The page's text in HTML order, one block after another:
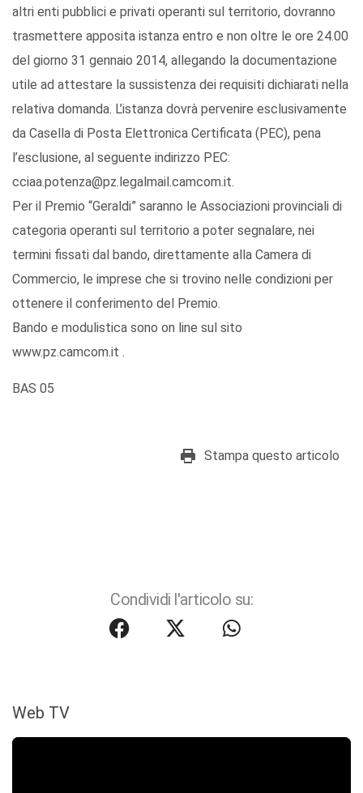
altri enti pubblici e privati operanti sul territorio, dovranno
trasmettere apposita istanza entro e non oltre le ore 24.00
del giorno 31 gennaio 2014, allegando la documentazione
utile ad attestare la sussistenza dei requisiti dichiarati nella
relativa domanda. L’istanza dovrà pervenire esclusivamente
da Casella di Posta Elettronica Certificata (PEC), pena
l’esclusione, al seguente indirizzo PEC:
cciaa.potenza@pz.legalmail.camcom.it.
Per il Premio “Geraldi” saranno le Associazioni provinciali di
categoria operanti sul territorio a poter segnalare, nei
termini fissati dal bando, direttamente alla Camera di
Commercio, le imprese che si trovino nelle condizioni per
ottenere il conferimento del Premio.
Bando e modulistica sono on line sul sito
www.pz.camcom.it .
BAS 05
Stampa questo articolo
Condividi l'articolo su:
Web TV